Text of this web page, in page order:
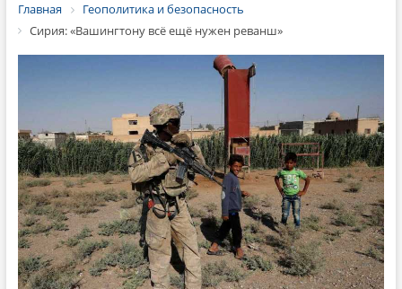
Главная
Геополитика и безопасность
Сирия: «Вашингтону всё ещё нужен реванш»